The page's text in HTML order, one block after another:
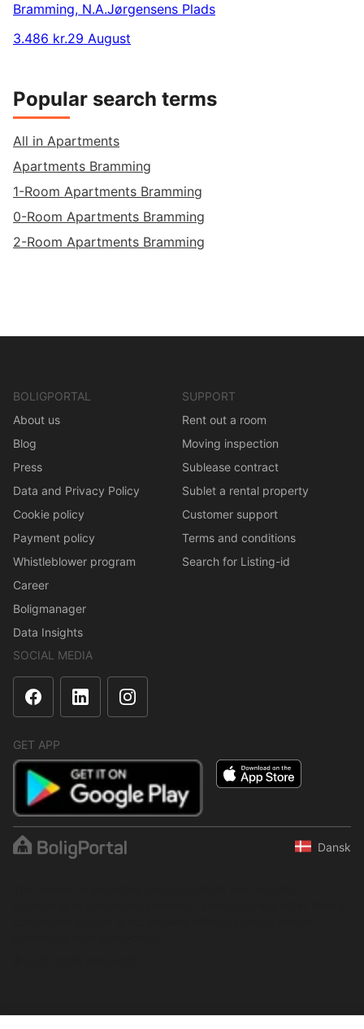
Bramming, N.A.Jørgensens Plads
3.486 kr.29 August
Popular search terms
All in Apartments
Apartments Bramming
1-Room Apartments Bramming
0-Room Apartments Bramming
2-Room Apartments Bramming
BOLIGPORTAL
About us
Blog
Press
Data and Privacy Policy
Cookie policy
Payment policy
Whistleblower program
Career
Boligmanager
Data Insights
SUPPORT
Rent out a room
Moving inspection
Sublease contract
Sublet a rental property
Customer support
Terms and conditions
Search for Listing-id
SOCIAL MEDIA
GET APP
Dansk